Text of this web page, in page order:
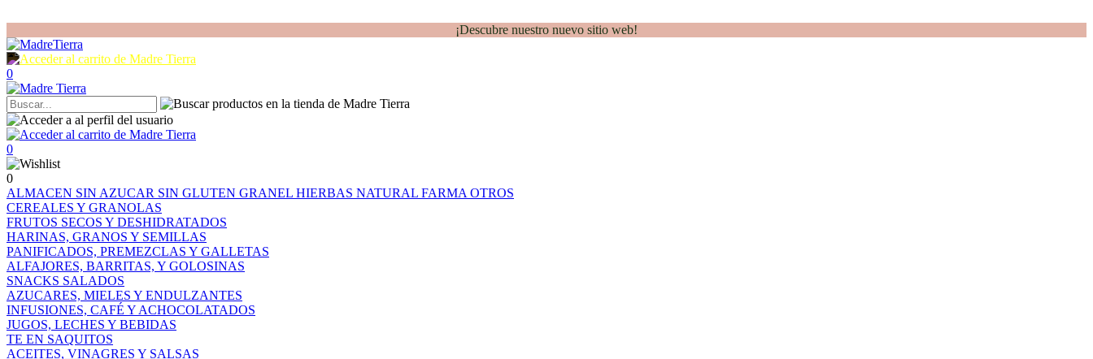
¡Descubre nuestro nuevo sitio web!
0
0
0
ALMACEN SIN AZUCAR SIN GLUTEN GRANEL HIERBAS NATURAL FARMA OTROS
CEREALES Y GRANOLAS
FRUTOS SECOS Y DESHIDRATADOS
HARINAS, GRANOS Y SEMILLAS
PANIFICADOS, PREMEZCLAS Y GALLETAS
ALFAJORES, BARRITAS, Y GOLOSINAS
SNACKS SALADOS
AZUCARES, MIELES Y ENDULZANTES
INFUSIONES, CAFÉ Y ACHOCOLATADOS
JUGOS, LECHES Y BEBIDAS
TE EN SAQUITOS
ACEITES, VINAGRES Y SALSAS